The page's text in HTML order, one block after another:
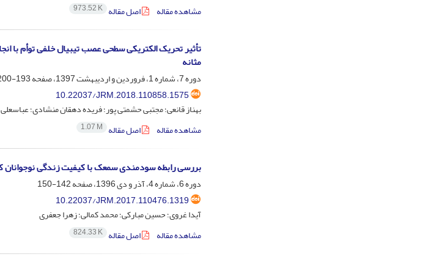
مشاهده مقاله
اصل مقاله 973.52 K
تأثیر تحریک الکتریکی سطحی عصب تیبیال خلفی توأم با
مثانه
دوره 7، شماره 1، فروردین و اردیبهشت 1397، صفحه
193-200
10.22037/JRM.2018.110858.1575
بهناز قانعی؛ مجتبی حشمتی پور؛ فریده دهقان منشادی؛
مشاهده مقاله
اصل مقاله 1.07 M
بررسی رابطه سودمندی سمعک با کیفیت زندگی نوجوانان
دوره 6، شماره 4، آذر و دی 1396، صفحه
142-150
10.22037/JRM.2017.110476.1319
آیدا غروی؛ حسین مبارکی؛ محمد کمالی؛ زهرا جعفری
مشاهده مقاله
اصل مقاله 824.33 K